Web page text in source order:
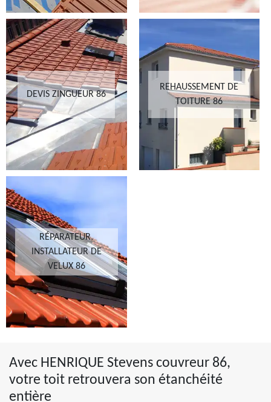
DEVIS ZINGUEUR 86
REHAUSSEMENT DE
TOITURE 86
RÉPARATEUR,
INSTALLATEUR DE
VELUX 86
Avec HENRIQUE Stevens couvreur 86,
votre toit retrouvera son étanchéité
entière